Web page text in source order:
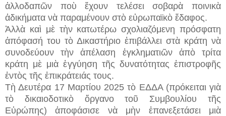
ἀλλοδαπῶν ποὺ ἔχουν τελέσει σοβαρὰ ποινικὰ
ἀδικήματα νὰ παραμένουν στὸ εὐρωπαϊκὸ ἔδαφος.
Ἀλλὰ καὶ μὲ τὴν κατωτέρω σχολιαζόμενη πρόσφατη
ἀπόφασή του τὸ Δικαστήριο ἐπιβάλλει στὰ κράτη νὰ
συνοδεύουν τὴν ἀπέλαση ἐγκληματιῶν ἀπὸ τρίτα
κράτη μὲ μιὰ ἐγγύηση τῆς δυνατότητας ἐπιστροφῆς
ἐντὸς τῆς ἐπικράτειάς τους.
Τὴ Δευτέρα 17 Μαρτίου 2025 τὸ ΕΔΔΑ (πρόκειται γιὰ
τὸ δικαιοδοτικὸ ὄργανο τοῦ Συμβουλίου τῆς
Εὐρώπης) ἀποφάσισε νὰ μὴν ἐπανεξετάσει μιὰ